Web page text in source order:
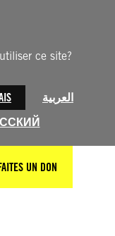
ce site?
العربية
UN DON